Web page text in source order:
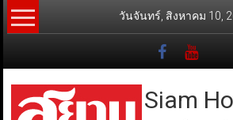
Skip
to
วันจันทร์, สิงหาคม 10,
Siam